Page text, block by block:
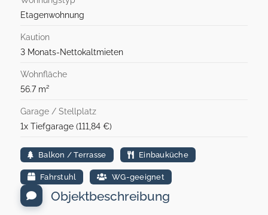
Etagenwohnung
Kaution
3 Monats-Nettokaltmieten
Wohnfläche
56.7 m²
Garage / Stellplatz
1x Tiefgarage (111,84 €)
Balkon / Terrasse Einbauküche
Fahrstuhl WG-geeignet
Objektbeschreibung